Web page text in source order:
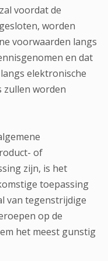
voordat de
worden
voorwaarden langs
en dat
elektronische
zullen worden
of
zijn, is het
toepassing
van tegenstrijdige
op de
het meest gunstig